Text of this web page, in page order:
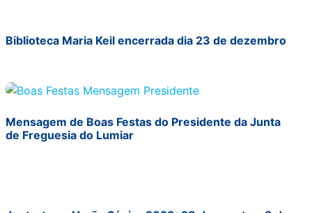
Biblioteca Maria Keil encerrada dia 23 de dezembro
Mensagem de Boas Festas do Presidente da Junta
de Freguesia do Lumiar